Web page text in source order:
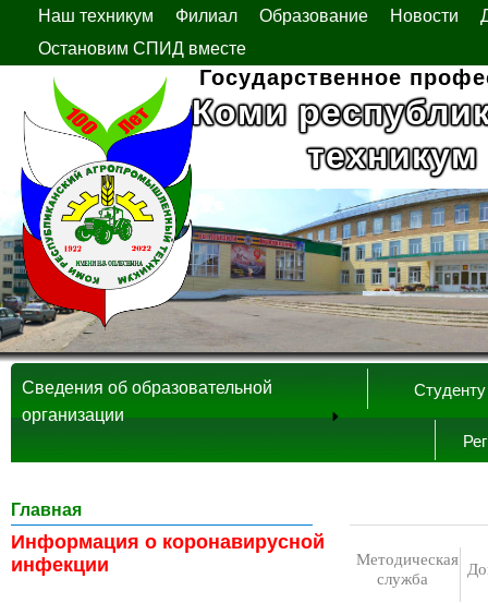
Наш техникум Филиал Образование Новости
Остановим СПИД вместе
Государственное
Коми
Студенту
Сведения об образовательной
организации
Главная
Информация о коронавирусной
инфекции
Методическая
служба